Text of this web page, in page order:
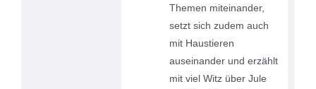
Themen miteinander,
setzt sich zudem auch
mit Haustieren
auseinander und erzählt
mit viel Witz über Jule